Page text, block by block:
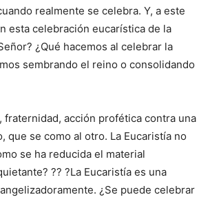
realmente se celebra. Y, a este
esta celebración eucarística de la
¿Qué hacemos al celebrar la
sembrando el reino o consolidando
fraternidad, acción profética contra una
que se como al otro. La Eucaristía no
se ha reducida el material
?? ?La Eucaristía es una
¿Se puede celebrar